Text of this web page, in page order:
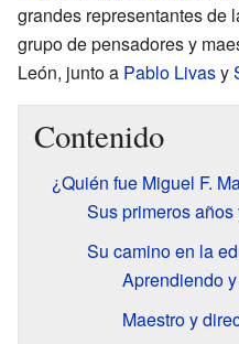
grandes representantes de
grupo de pensadores y
León, junto a Pablo Livasy
Contenido
¿Quién fue Miguel F.
Sus primeros años
Su camino en la
Aprendiendo
Maestro y